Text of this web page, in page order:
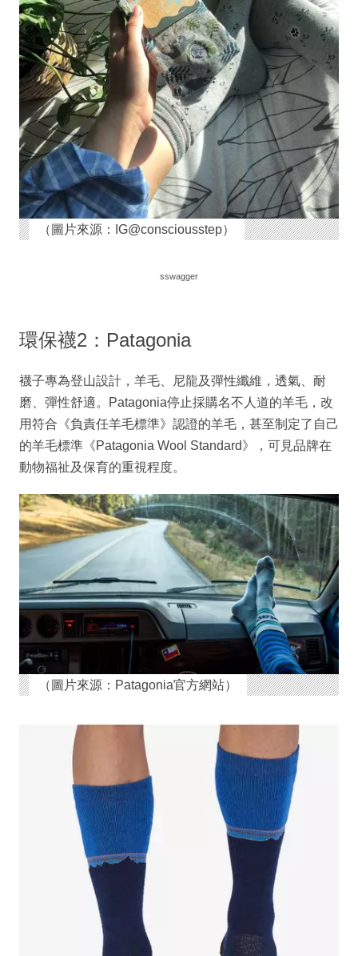
（圖片來源：IG@consciousstep）
sswagger
環保襪2：Patagonia
襪子專為登山設計，羊毛、尼龍及彈性纖維，透氣、耐
磨、彈性舒適。Patagonia停止採購名不人道的羊毛，改
用符合《負責任羊毛標準》認證的羊毛，甚至制定了自己
的羊毛標準《Patagonia Wool Standard》，可見品牌在
動物福祉及保育的重視程度。
（圖片來源：Patagonia官方網站）